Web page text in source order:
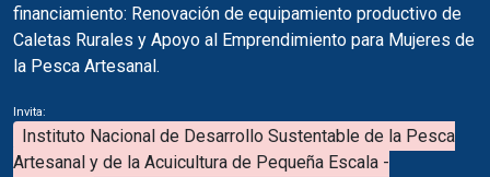
financiamiento: Renovación de equipamiento productivo de
Caletas Rurales y Apoyo al Emprendimiento para Mujeres de
la Pesca Artesanal.
Invita:
Instituto Nacional de Desarrollo Sustentable de la Pesca
Artesanal y de la Acuicultura de Pequeña Escala -